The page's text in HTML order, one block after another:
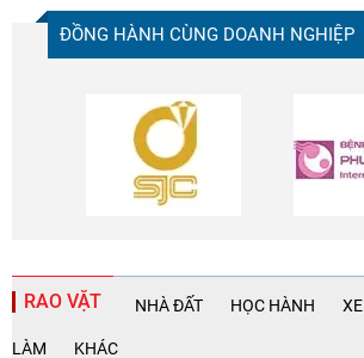
ĐỒNG HÀNH CÙNG DOANH NGHIỆP
RAO VẶT NHÀ ĐẤT HỌC HÀNH XE
LÀM KHÁC